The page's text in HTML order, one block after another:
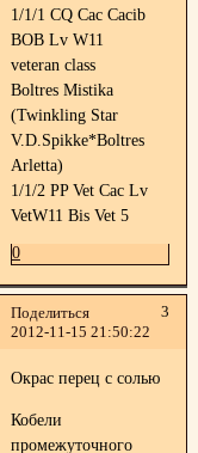
1/1/1 CQ Cac Cacib
BOB Lv W11
veteran class
Boltres Mistika
(Twinkling Star
V.D.Spikke*Boltres
Arletta)
1/1/2 PP Vet Cac Lv
VetW11 Bis Vet 5
0
Поделиться
3
2012-11-15 21:50:22
Окрас перец с солью
Кобели
промежуточного